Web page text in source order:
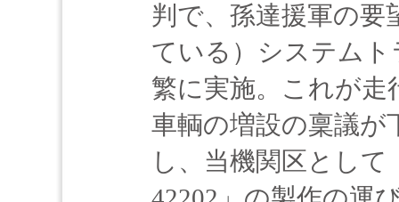
判で、孫達援軍の
ている）システム
繁に実施。これが走
車輌の増設の稟議が
し、当機関区として